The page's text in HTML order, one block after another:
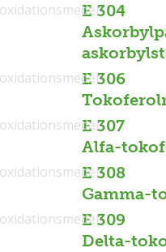
E 304
E 306
E 307
Alfa-
E 308
Gamma-
E 309
Delta-